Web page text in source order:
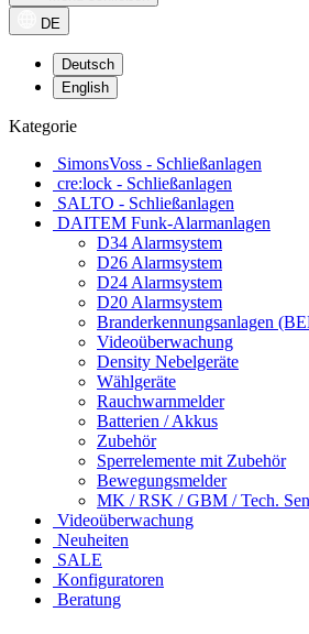
DE
Deutsch
English
Kategorie
SimonsVoss - Schließanlagen
cre:lock - Schließanlagen
SALTO - Schließanlagen
DAITEM Funk-Alarmanlagen
D34 Alarmsystem
D26 Alarmsystem
D24 Alarmsystem
D20 Alarmsystem
Branderkennungsanlagen
Videoüberwachung
Density Nebelgeräte
Wählgeräte
Rauchwarnmelder
Batterien / Akkus
Zubehör
Sperrelemente mit Zubehör
Bewegungsmelder
MK / RSK / GBM / Tech.
Videoüberwachung
Neuheiten
SALE
Konfiguratoren
Beratung